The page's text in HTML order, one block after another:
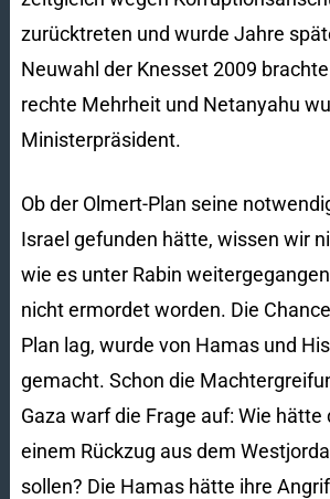
zurücktreten und wurde Jahre
Neuwahl der Knesset 2009
rechte Mehrheit und Netanyahu
Ministerpräsident.
Ob der Olmert-Plan seine
Israel gefunden hätte, wissen wir
wie es unter Rabin
nicht ermordet worden. Die
Plan lag, wurde von Hamas und
gemacht. Schon die
Gaza warf die Frage auf: Wie hätte
einem Rückzug aus dem
sollen? Die Hamas hätte ihre